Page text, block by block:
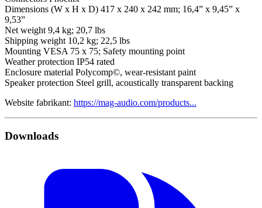
Dimensions (W x H x D) 417 x 240 x 242 mm; 16,4” x 9,45” x
9,53”
Net weight 9,4 kg; 20,7 lbs
Shipping weight 10,2 kg; 22,5 lbs
Mounting VESA 75 x 75; Safety mounting point
Weather protection IP54 rated
Enclosure material Polycomp©, wear-resistant paint
Speaker protection Steel grill, acoustically transparent backing
Website fabrikant: https://mag-audio.com/products...
Downloads